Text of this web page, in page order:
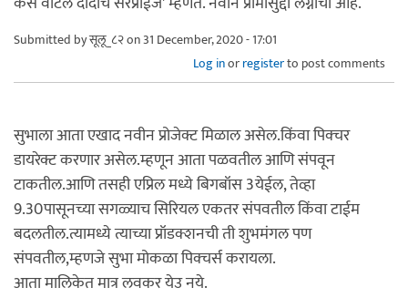
Submitted byसूलू_८२on 31 December, 2020 - 17:01
Log inorregisterto post comments
सुभाला आता एखाद नवीन प्रोजेक्ट मिळाल असेल.किंवा पिक्चर
डायरेक्ट करणार असेल.म्हणून आता पळवतील आणि संपवून
टाकतील.आणि तसही एप्रिल मध्ये बिगबॉस 3येईल, तेव्हा
9.30पासूनच्या सगळ्याच सिरियल एकतर संपवतील किंवा टाईम
बदलतील.त्यामध्ये त्याच्या प्रॉडक्शनची ती शुभमंगल पण
संपवतील,म्हणजे सुभा मोकळा पिक्चर्स करायला.
आता मालिकेत मात्र लवकर येउ नये.